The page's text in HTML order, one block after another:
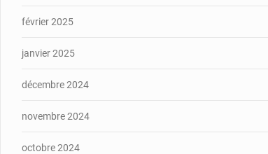
février 2025
janvier 2025
décembre 2024
novembre 2024
octobre 2024